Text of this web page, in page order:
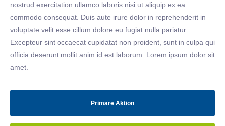
nostrud exercitation ullamco laboris nisi ut aliquip ex ea
commodo consequat. Duis aute irure dolor in reprehenderit in
voluptate velit esse cillum dolore eu fugiat nulla pariatur.
Excepteur sint occaecat cupidatat non proident, sunt in culpa qui
officia deserunt mollit anim id est laborum. Lorem ipsum dolor sit
amet.
Primäre Aktion